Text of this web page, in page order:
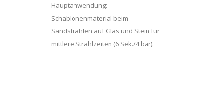
Hauptanwendung:
Schablonenmaterial beim
Sandstrahlen auf Glas und Stein für
mittlere Strahlzeiten (6 Sek./4 bar).